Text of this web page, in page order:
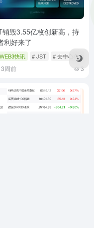
销毁3.55亿枚创新高，持
利好来了
WEB3快讯 # JST # 去中心化金融
3周前 3